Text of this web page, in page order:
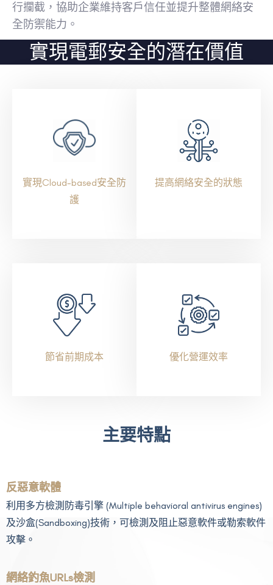
行攔截，協助企業維持客戶信任並提升整體網絡安
全防禦能力。
實現電郵安全的潛在價值
實現Cloud-based安全防
護
提高網絡安全的狀態
節省前期成本 優化營運效率
主要特點
反惡意軟體
利用多方檢測防毒引擎 (Multiple behavioral antivirus engines)
及沙盒(Sandboxing)技術，可檢測及阻止惡意軟件或勒索軟件
攻擊。
網絡釣魚URLs檢測